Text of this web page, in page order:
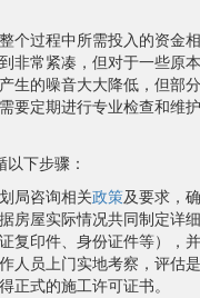
个过程中所需投入的资金相
非常紧凑，但对于一些原
生的噪音大大降低，但部
要定期进行专业检查和维
下步骤：
局咨询相关政策及要求，
房屋实际情况共同制定详细
复印件、身份证件等），
人员上门实地考察，评估
正式的施工许可证书。